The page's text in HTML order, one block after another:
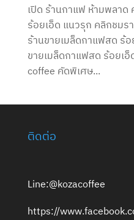
เปิด ร้านกาแฟ ห้ามพลาด
ร้อยเอ็ด แนวรุก คลิกชมร
ร้านขายเมล็ดกาแฟสด ร้
ขายเมล็ดกาแฟสด ร้อยเ
coffee คัดพิเศษ...
ติดต่อ
Line:@kozacoffee
https://